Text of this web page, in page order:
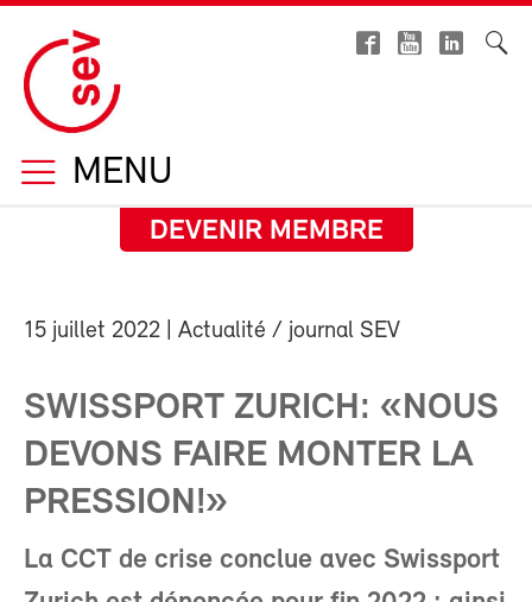
MENU
DEVENIR MEMBRE
15 juillet 2022 | Actualité / journal SEV
SWISSPORT ZURICH: «NOUS
DEVONS FAIRE MONTER LA
PRESSION!»
La CCT de crise conclue avec Swissport